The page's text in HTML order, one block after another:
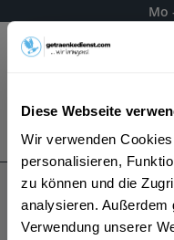
Diese Webseite
Wir verwenden
personalisieren,
zu können und die
analysieren. Außerdem
Verwendung unserer
Mo
Flying Horse